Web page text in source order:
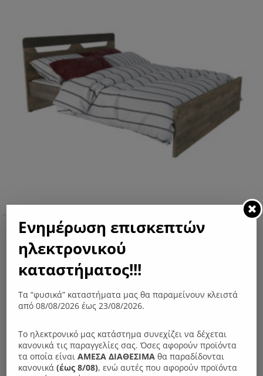
Ν06Μ Κρεβάτι Εrmioni
ΑΠΌ:
price
was:
230.00 €.
Ενημέρωση επισκεπτών
ηλεκτρονικού
καταστήματος!!!
Τα “φυσικά” καταστήματα μας θα παραμείνουν κλειστά
από 08/08/2026 έως 23/08/2026.
Το ηλεκτρονικό μας κατάστημα συνεχίζει να δέχεται
κανονικά τις παραγγελίες σας. Όσες αφορούν προϊόντα
τα οποία είναιΑΜΕΣΑ ΔΙΑΘΕΣΙΜΑ θα παραδίδονται
κανονικά(έως 8/08), ενώ αυτές που αφορούν προϊόντα